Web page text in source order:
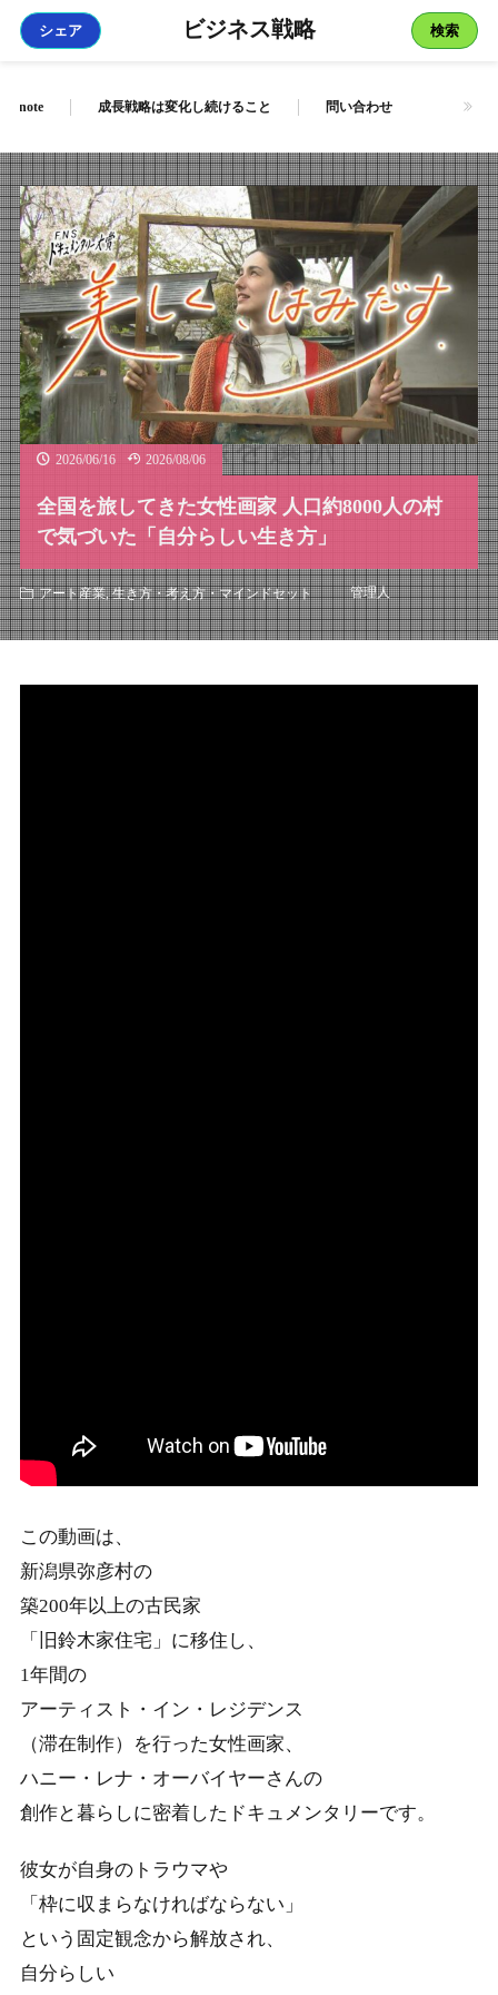
ビジネス戦略
シェア 検索
note 成長戦略は変化し続けること 問い合わせ
2026/06/16 2026/08/06
全国を旅してきた女性画家 人口約8000人の村
で気づいた「自分らしい生き方」
アート産業,生き方・考え方・マインドセット 管理人
この動画は、
新潟県弥彦村の
築200年以上の古民家
「旧鈴木家住宅」に移住し、
1年間の
アーティスト・イン・レジデンス
（滞在制作）を行った女性画家、
ハニー・レナ・オーバイヤーさんの
創作と暮らしに密着したドキュメンタリーです。
彼女が自身のトラウマや
「枠に収まらなければならない」
という固定観念から解放され、
自分らしい